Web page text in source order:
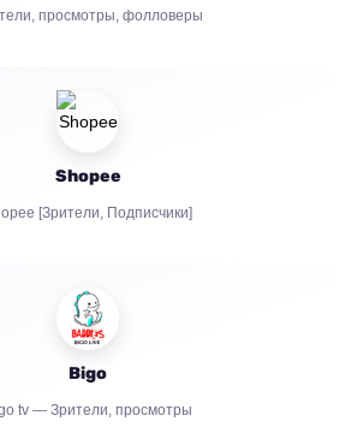
просмотры, фолловеры
Shopee
[Зрители, Подписчики]
Bigo
tv — Зрители, просмотры